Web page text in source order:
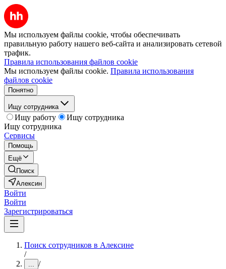
Мы используем файлы cookie, чтобы обеспечивать
правильную работу нашего веб-сайта и анализировать сетевой
трафик.
Правила использования файлов cookie
Мы используем файлы cookie. Правила использования
файлов cookie
Понятно
Ищу сотрудника
Ищу работу
Ищу сотрудника
Ищу сотрудника
Сервисы
Помощь
Ещё
Поиск
Алексин
Войти
Войти
Зарегистрироваться
Поиск сотрудников в Алексине
/
... /